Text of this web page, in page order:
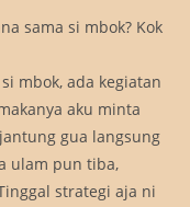
sama si mbok? Kok
mbok, ada kegiatan
aku minta
gua langsung
ulam pun tiba,
strategi aja ni